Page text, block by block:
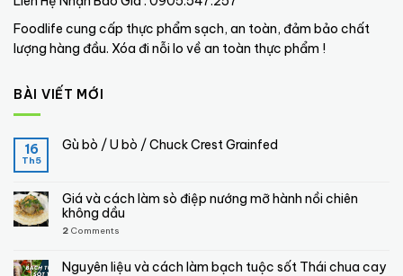
Foodlife cung cấp thực phẩm sạch, an toàn, đảm bảo chất
lượng hàng đầu. Xóa đi nỗi lo về an toàn thực phẩm !
BÀI VIẾT MỚI
16
Th5
Gù bò / U bò / Chuck Crest Grainfed
Giá và cách làm sò điệp nướng mỡ hành nồi chiên
không dầu
2 Comments
Nguyên liệu và cách làm bạch tuộc sốt Thái chua cay